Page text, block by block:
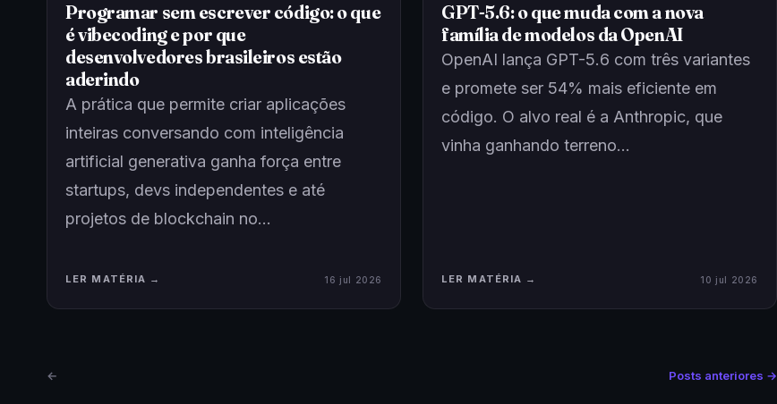
Programar sem escrever código: o que
é vibecoding e por que
desenvolvedores brasileiros estão
aderindo
A prática que permite criar aplicações
inteiras conversando com inteligência
artificial generativa ganha força entre
startups, devs independentes e até
projetos de blockchain no…
LER MATÉRIA → 16 jul 2026
GPT-5.6: o que muda com a nova
família de modelos da OpenAI
OpenAI lança GPT-5.6 com três variantes
e promete ser 54% mais eficiente em
código. O alvo real é a Anthropic, que
vinha ganhando terreno…
LER MATÉRIA → 10 jul 2026
← Posts anteriores →